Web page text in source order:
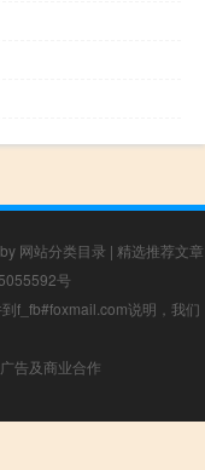
网站分类目录 | 精选推荐文章
号
f_fb#foxmail.com说明，我们
告及商业合作